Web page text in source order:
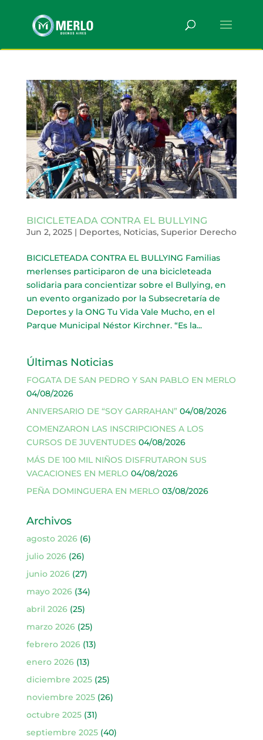
BICICLETEADA CONTRA EL BULLYING
Jun 2, 2025| Deportes, Noticias, Superior Derecho
BICICLETEADA CONTRA EL BULLYING Familias
merlenses participaron de una bicicleteada
solidaria para concientizar sobre el Bullying, en
un evento organizado por la Subsecretaría de
Deportes y la ONG Tu Vida Vale Mucho, en el
Parque Municipal Néstor Kirchner. “Es la...
Últimas Noticias
FOGATA DE SAN PEDRO Y SAN PABLO EN MERLO
04/08/2026
ANIVERSARIO DE “SOY GARRAHAN” 04/08/2026
COMENZARON LAS INSCRIPCIONES A LOS
CURSOS DE JUVENTUDES 04/08/2026
MÁS DE 100 MIL NIÑOS DISFRUTARON SUS
VACACIONES EN MERLO 04/08/2026
PEÑA DOMINGUERA EN MERLO 03/08/2026
Archivos
agosto 2026(6)
julio 2026(26)
junio 2026(27)
mayo 2026(34)
abril 2026(25)
marzo 2026(25)
febrero 2026(13)
enero 2026(13)
diciembre 2025(25)
noviembre 2025(26)
octubre 2025(31)
septiembre 2025(40)